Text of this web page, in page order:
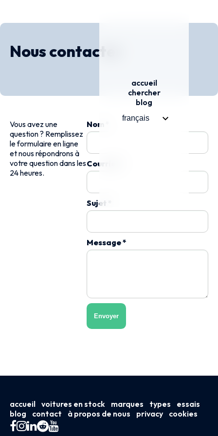
accueil
chercher
blog
Nous contacter
Vous avez une
question ? Remplissez
le formulaire en ligne
et nous répondrons à
votre question dans les
24 heures.
Nom *
Courriel *
Sujet *
Message *
Envoyer
accueil voitures en stock marques types
essais
blog
contact à propos de nous privacy cookies